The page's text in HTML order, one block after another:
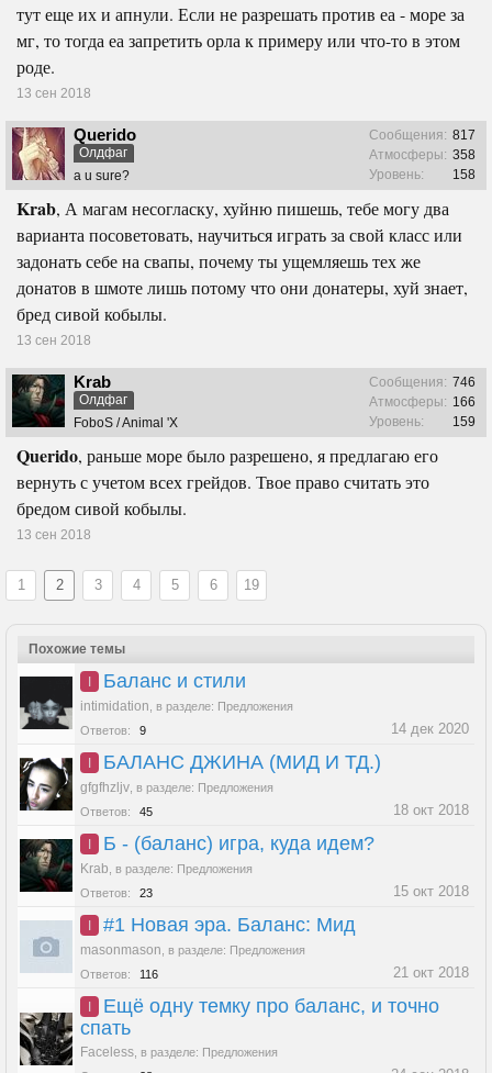
тут еще их и апнули. Если не разрешать против еа - море за
мг, то тогда еа запретить орла к примеру или что-то в этом
роде.
13 сен 2018
Querido
Олдфаг
a u sure?
Сообщения: 817
Атмосферы: 358
Уровень:
158
Krab, А магам несогласку, хуйню пишешь, тебе могу два
варианта посоветовать, научиться играть за свой класс или
задонать себе на свапы, почему ты ущемляешь тех же
донатов в шмоте лишь потому что они донатеры, хуй знает,
бред сивой кобылы.
13 сен 2018
Krab
Олдфаг
FoboS / Animal 'X
Сообщения: 746
Атмосферы: 166
Уровень:
159
Querido, раньше море было разрешено, я предлагаю его
вернуть с учетом всех грейдов. Твое право считать это
бредом сивой кобылы.
13 сен 2018
1 2 3 4 5 6 19
Похожие темы
Баланс и стили
intimidation в разделе: Предложения
Ответов:
9 14 дек 2020
БАЛАНС ДЖИНА (МИД И ТД.)
gfgfhzljv в разделе: Предложения
Ответов:
45 18 окт 2018
Б - (баланс) игра, куда идем?
Krab в разделе: Предложения
Ответов:
23 15 окт 2018
#1 Новая эра. Баланс: Мид
masonmason в разделе: Предложения
Ответов:
116 21 окт 2018
Ещё одну темку про баланс, и точно
спать
Faceless в разделе: Предложения